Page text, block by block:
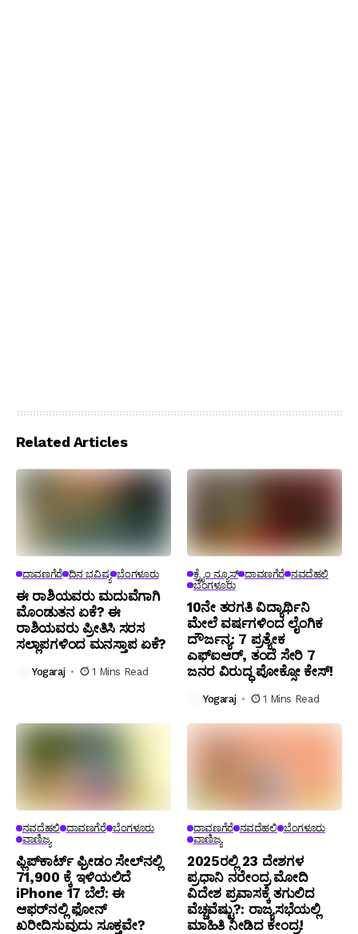
Related Articles
ದಾವಣಗೆರೆ ದಿನ ಭವಿಷ್ಯ ಬೆಂಗಳೂರು
ಈ ರಾಶಿಯವರು ಮದುವೆಗಾಗಿ
ಮೊಂಡುತನ ಏಕೆ? ಈ
ರಾಶಿಯವರು ಪ್ರೀತಿಸಿ ಸರಸ
ಸಲ್ಲಾಪಗಳಿಂದ ಮನಸ್ತಾಪ ಏಕೆ?
Yogaraj 1 Mins Read
ಕ್ರೈಂ ನ್ಯೂಸ್ ದಾವಣಗೆರೆ ನವದೆಹಲಿ
ಬೆಂಗಳೂರು
10ನೇ ತರಗತಿ ವಿದ್ಯಾರ್ಥಿನಿ
ಮೇಲೆ ವರ್ಷಗಳಿಂದ ಲೈಂಗಿಕ
ದೌರ್ಜನ್ಯ: 7 ಪ್ರತ್ಯೇಕ
ಎಫ್ಐಆರ್, ತಂದೆ ಸೇರಿ 7
ಜನರ ವಿರುದ್ಧ ಪೋಕ್ಸೋ ಕೇಸ್!
Yogaraj 1 Mins Read
ನವದೆಹಲಿ ದಾವಣಗೆರೆ ಬೆಂಗಳೂರು
ವಾಣಿಜ್ಯ
ಫ್ಲಿಪ್‌ಕಾರ್ಟ್ ಫ್ರೀಡಂ ಸೇಲ್‌ನಲ್ಲಿ
₹71,900 ಕ್ಕೆ ಇಳಿಯಲಿದೆ
iPhone 17 ಬೆಲೆ: ಈ
ಆಫರ್‌ನಲ್ಲಿ ಫೋನ್
ಖರೀದಿಸುವುದು ಸೂಕ್ತವೇ?
ದಾವಣಗೆರೆ ನವದೆಹಲಿ ಬೆಂಗಳೂರು
ವಾಣಿಜ್ಯ
2025ರಲ್ಲಿ 23 ದೇಶಗಳ
ಪ್ರಧಾನಿ ನರೇಂದ್ರ ಮೋದಿ
ವಿದೇಶ ಪ್ರವಾಸಕ್ಕೆ ತಗುಲಿದ
ವೆಚ್ಚವೆಷ್ಟು?: ರಾಜ್ಯಸಭೆಯಲ್ಲಿ
ಮಾಹಿತಿ ನೀಡಿದ ಕೇಂದ್ರ!